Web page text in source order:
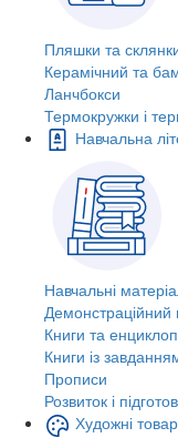
Пляшки та
Керамічний та
Ланчбокси
Термокружки і
Навчальна
Навчальні
Демонстраційний
Книги та
Книги із
Прописи
Розвиток і
Художні